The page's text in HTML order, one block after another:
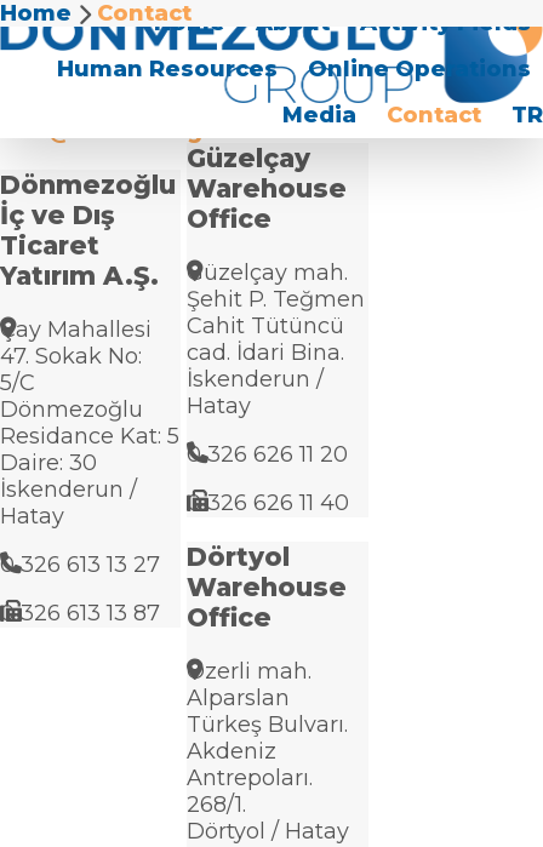
Home About
Activity Fields
Human Resources
Online Operations
Media
Contact TR
Home Contact
Contact
info@donmezoglu.com.tr
Dönmezoğlu
İç ve Dış
Ticaret
Yatırım A.Ş.
Çay Mahallesi
47. Sokak No:
5/C
Dönmezoğlu
Residance Kat: 5
Daire: 30
İskenderun /
Hatay
0 326 613 13 27
0 326 613 13 87
Güzelçay
Warehouse
Office
Güzelçay mah.
Şehit P. Teğmen
Cahit Tütüncü
cad. İdari Bina.
İskenderun /
Hatay
0 326 626 11 20
0 326 626 11 40
Dörtyol
Warehouse
Office
Özerli mah.
Alparslan
Türkeş Bulvarı.
Akdeniz
Antrepoları.
268/1.
Dörtyol / Hatay